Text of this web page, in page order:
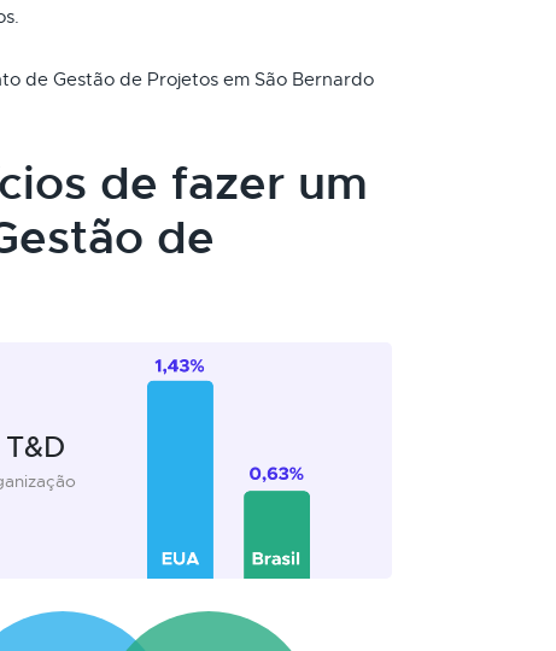
de Gestão de Projetos em São Bernardo
de fazer um
de